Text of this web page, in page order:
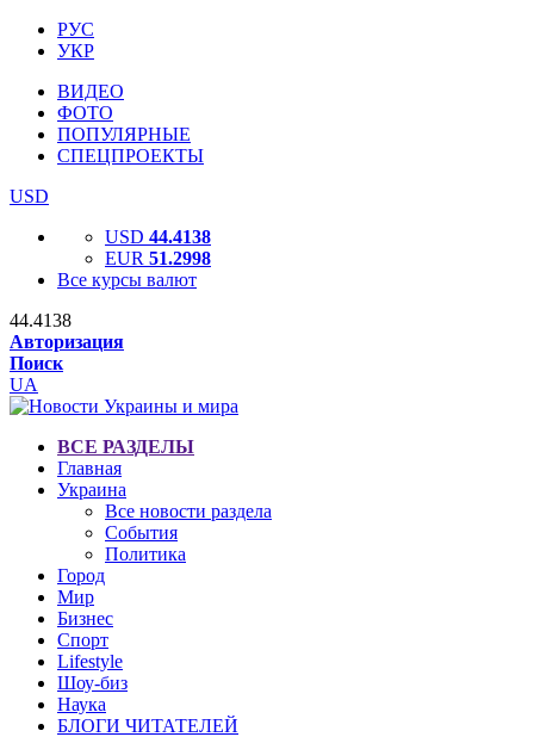
РУС
УКР
ВИДЕО
ФОТО
ПОПУЛЯРНЫЕ
СПЕЦПРОЕКТЫ
USD
USD 44.4138
EUR 51.2998
Все курсы валют
44.4138
Авторизация
Поиск
UA
ВСЕ РАЗДЕЛЫ
Главная
Украина
Все новости раздела
События
Политика
Город
Мир
Бизнес
Спорт
Lifestyle
Шоу-биз
Наука
БЛОГИ ЧИТАТЕЛЕЙ